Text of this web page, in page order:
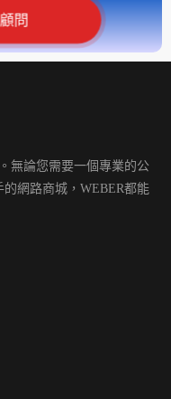
問
無論您需要一個專業的公
網路商城，WEBER都能